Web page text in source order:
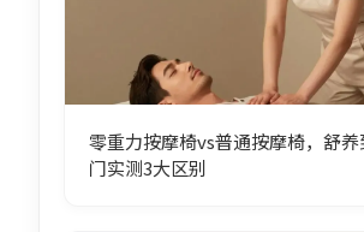
零重力按摩椅vs普通按摩椅，舒
门实测3大区别